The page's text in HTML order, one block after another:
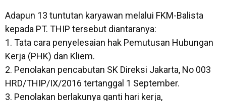
Adapun 13 tuntutan karyawan melalui FKM-Balista
kepada PT. THIP tersebut diantaranya:
1. Tata cara penyelesaian hak Pemutusan Hubungan
Kerja (PHK) dan Kliem.
2. Penolakan pencabutan SK Direksi Jakarta, No 003
HRD/THIP/IX/2016 tertanggal 1 September.
3. Penolakan berlakunya ganti hari kerja,